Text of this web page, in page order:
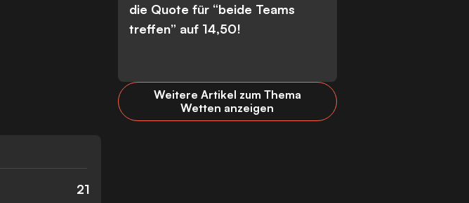
21
die Quote für “beide Teams
treffen” auf 14,50!
Weitere Artikel zum Thema
Wetten anzeigen